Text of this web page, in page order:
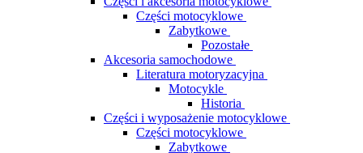
Części motocyklowe
Zabytkowe
Pozostałe
Akcesoria samochodowe
Literatura motoryzacyjna
Motocykle
Historia
Części i wyposażenie motocyklowe
Części motocyklowe
Zabytkowe